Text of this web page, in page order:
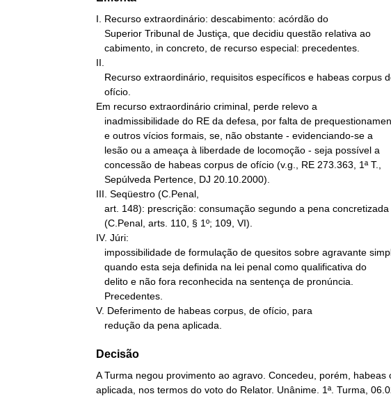
I. Recurso extraordinário: descabimento: acórdão do
II.
Em recurso extraordinário criminal, perde relevo a
III. Seqüestro (C.Penal,
IV. Júri:
V. Deferimento de habeas corpus, de ofício, para
   redução da pena aplicada.
Decisão
A Turma negou provimento ao agravo. Concedeu, porém,
aplicada, nos termos do voto do Relator. Unânime. 1ª. Turma,